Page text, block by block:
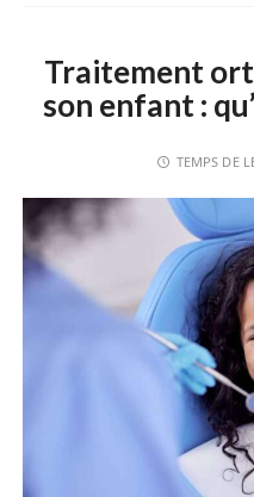
Traitement
son enfant :
TEMPS DE